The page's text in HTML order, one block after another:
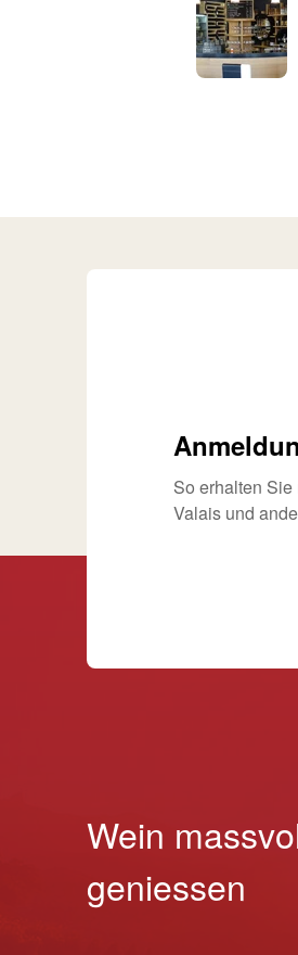
So erhalten
Valais und
Wein
geniessen